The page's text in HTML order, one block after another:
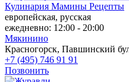
Кулинария Мамины Рецепты
европейская, русская
ежедневно: 12:00 - 20:00
Мякинино
Красногорск, Павшинский
+7 (495) 746 91 91
Позвонить